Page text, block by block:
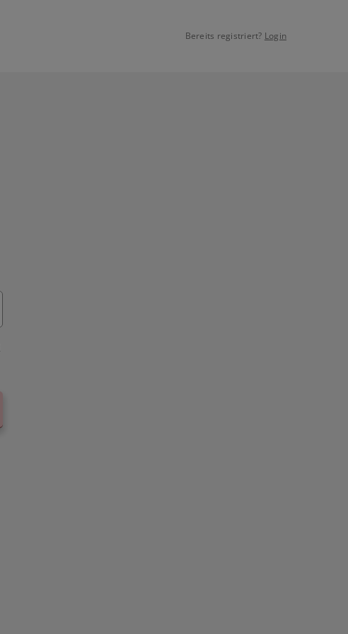
Bereits registriert? Login